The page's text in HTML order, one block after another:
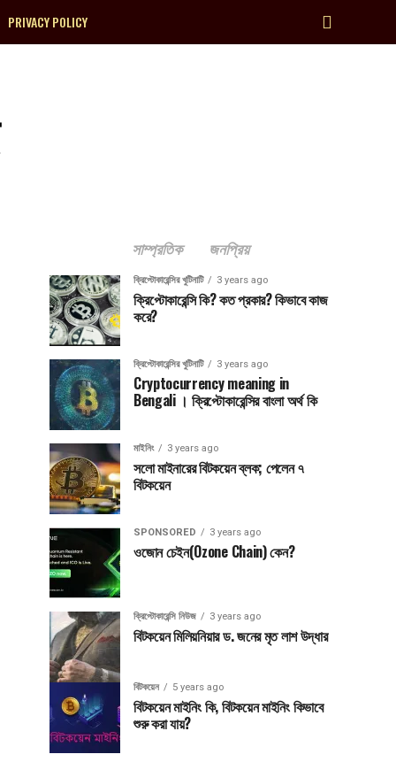
PRIVACY POLICY
সাম্প্রতিক জনপ্রিয়
ক্রিপ্টোকারেন্সির খুটিনাটি 3 years ago
ক্রিপ্টোকারেন্সি কি? কত প্রকার? কিভাবে কাজ
করে?
ক্রিপ্টোকারেন্সির খুটিনাটি 3 years ago
Cryptocurrency meaning in
Bengali । ক্রিপ্টোকারেন্সির বাংলা অর্থ কি
মাইনিং 3 years ago
সলো মাইনারের বিটকয়েন ব্লক; পেলেন ৭
বিটকয়েন
SPONSORED 3 years ago
ওজোন চেইন(Ozone Chain) কেন?
ক্রিপ্টোকারেন্সি নিউজ 3 years ago
বিটকয়েন মিলিয়নিয়ার ড. জনের মৃত লাশ উদ্ধার
বিটকয়েন 5 years ago
বিটকয়েন মাইনিং কি, বিটকয়েন মাইনিং কিভাবে
শুরু করা যায়?